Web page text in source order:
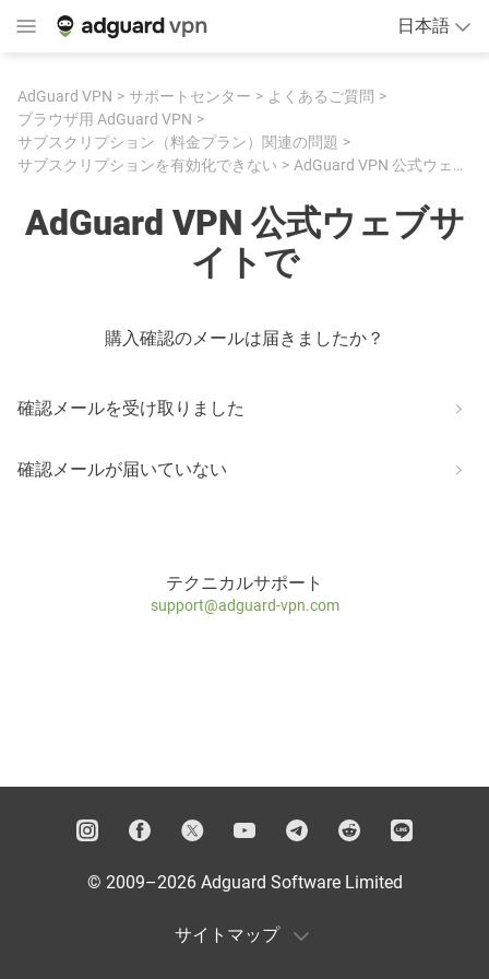
日本語
AdGuard VPN サポートセンター
よくあるご質問
ブラウザ用 AdGuard VPN
サブスクリプション（料金プラン）関連の問題
サブスクリプションを有効化できない
AdGuard VPN 公式ウェブサイトで
AdGuard VPN 公式ウェブサ
イトで
購入確認のメールは届きましたか？
確認メールを受け取りました
確認メールが届いていない
テクニカルサポート
support@adguard-vpn.com
© 2009–2026 Adguard Software Limited
サイトマップ